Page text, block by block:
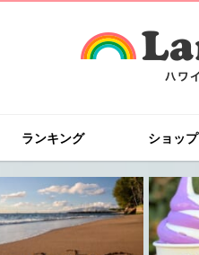
ランキング ショップ